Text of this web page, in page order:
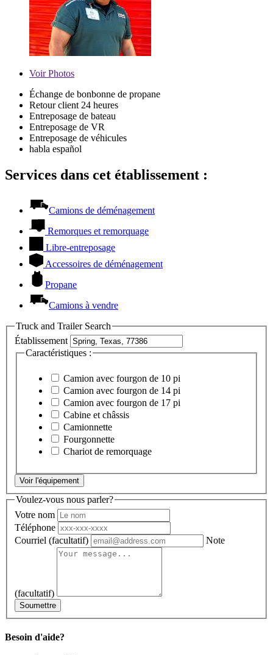
VoirPhotos
Échange de bonbonne de propane
Retour client 24 heures
Entreposage de bateau
Entreposage de VR
Entreposage de véhicules
habla español
Services dans cet établissement :
Camions de déménagement
Remorques et remorquage
Libre-entreposage
Accessoires de déménagement
Propane
Camions à vendre
Truck and Trailer Search
Établissement
Caractéristiques :
Camion avec fourgon de 10 pi
Camion avec fourgon de 14 pi
Camion avec fourgon de 17 pi
Cabine et châssis
Camionnette
Fourgonnette
Chariot de remorquage
Voir l'équipement
Voulez-vous nous parler?
Votre nom
Téléphone
Courriel (facultatif) Note
(facultatif)
Soumettre
Besoin d'aide?